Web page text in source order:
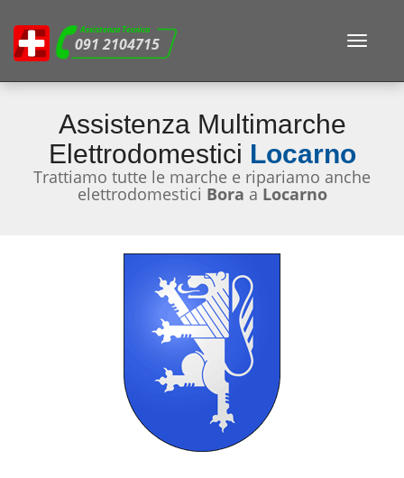
Assistenza Tecnica
091 2104715
Toggle
Assistenza Multimarche
Elettrodomestici Locarno
Trattiamo tutte le marche e ripariamo anche
elettrodomestici Bora a Locarno